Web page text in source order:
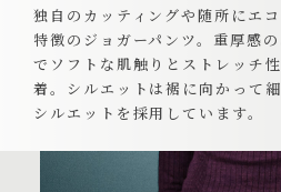
独自のカッティングや随所にエ
特徴のジョガーパンツ。重厚感
でソフトな肌触りとストレッチ
着。シルエットは裾に向かって
シルエットを採用しています。